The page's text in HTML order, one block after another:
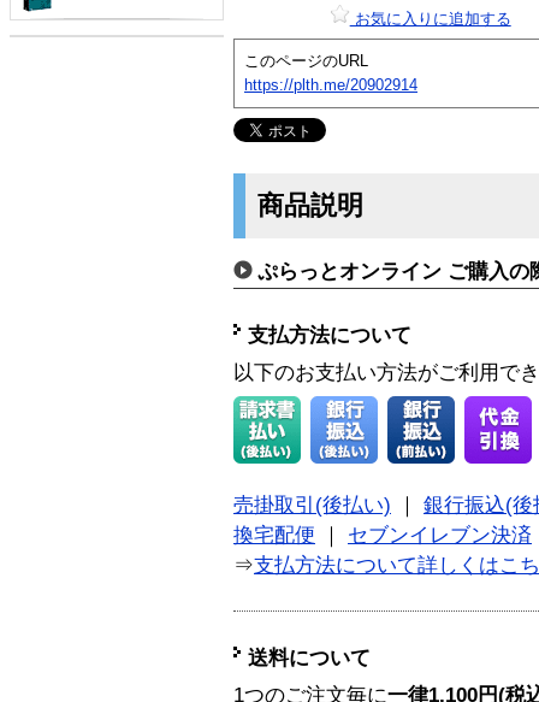
お気に入りに追加する
このページのURL
https://plth.me/20902914
商品説明
ぷらっとオンライン ご購入の
支払方法について
以下のお支払い方法がご利用で
売掛取引(後払い)
銀行振込(後
換宅配便
セブンイレブン決済
⇒支払方法について詳しくはこ
送料について
1つのご注文毎に一律1,100円(税